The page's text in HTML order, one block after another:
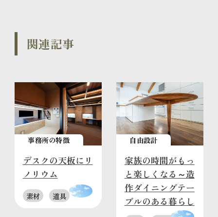
関連記事
事務所の特徴
デスクの天板にリ
ノリウム
素材 道具
自由設計
家族の時間がもっ
と楽しくなる～造
作ダイニングテー
ブルのある暮らし